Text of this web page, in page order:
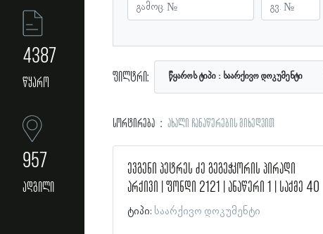
4387
წყარო
957
ადგილი
ფილტრი: წყაროს ტიპი საარქივო დოკუმენტი
სორტირება ახალი ჩანაწერების მიხედვით
ევგენი პეტრეს ძე გეგეჭკორის პირადი
არქივი | ფონდი 2121 | ანაწერი 1 | საქმე 40
ტიპი: საარქივო დოკუმენტი